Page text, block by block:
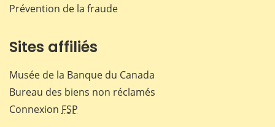
Prévention de la fraude
Sites affiliés
Musée de la Banque du Canada
Bureau des biens non réclamés
Connexion FSP